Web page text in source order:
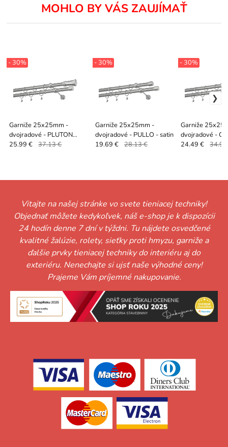
MOHLO BY VÁS ZAUJÍMAŤ
Garniže 25x25mm -
dvojradové - PLUTON
CRYSTAL - satin
- 30%
25.99 € 37.13 €
Garniže 25x25mm -
dvojradové - PULLO - satin
- 30%
19.69 € 28.13 €
Garniže
dvojradové -
CRYSTAL -
- 30%
24.49 €
Vitajte na našej stránke vo svete tieniacej techniky!
Objednať môžete kedykoľvek, náš e-shop je k dispozícii
24 hodín denne 7 dní v týždni. Tu nájdete osvedčené
kvalitné žalúzie, rolety, sieťky proti hmyzu, garniže a
ďalšie prvky tieniacej techniky do interiéru aj do
exteriéru. Nenechajte si ujsť naše výhodné ceny!
Prajeme Vám príjemné nakupovanie.